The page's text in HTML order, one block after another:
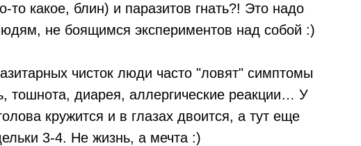
то какое, блин) и паразитов гнать?! Это надо
не боящимся экспериментов над собой :)
чисток люди часто "ловят" симптомы
тошнота, диарея, аллергические реакции… У
кружится и в глазах двоится, а тут еще
3-4. Не жизнь, а мечта :)